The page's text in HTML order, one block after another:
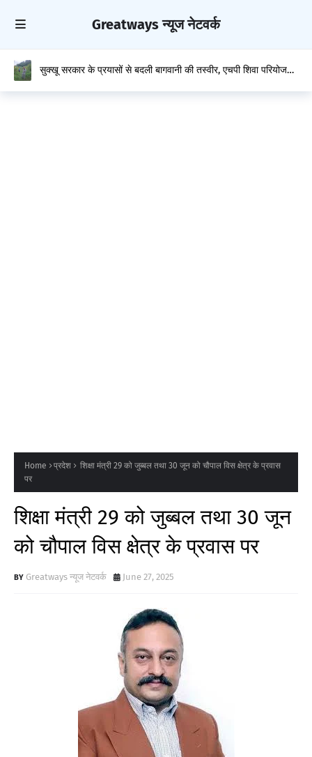
Greatways न्यूज नेटवर्क
सुक्खू सरकार के प्रयासों से बदली बागवानी की तस्वीर, एचपी शिवा परियोजना
Home प्रदेश
शिक्षा मंत्री 29 को जुब्बल तथा 30 जून को चौपाल विस क्षेत्र के प्रवास
पर
शिक्षा मंत्री 29 को जुब्बल तथा 30 जून
को चौपाल विस क्षेत्र के प्रवास पर
Greatways न्यूज नेटवर्क June 27, 2025